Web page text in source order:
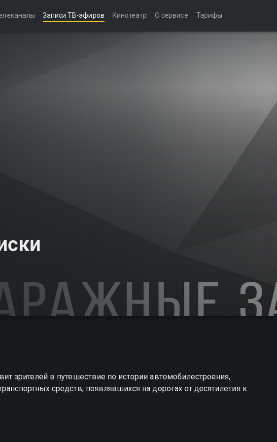
Записи ТВ-эфиров Кинотеатр О сервисе Тарифы
зрителей в путешествие по истории автомобилестроения,
средств, появлявшихся на дорогах от десятилетия к